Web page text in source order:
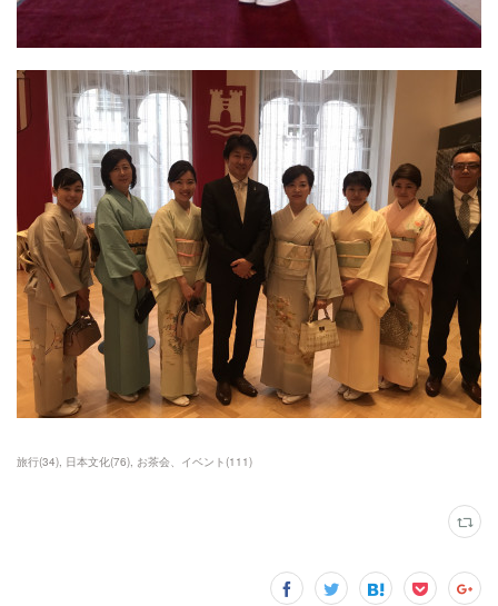
旅行(34) 日本文化(76) お茶会、イベント(111)